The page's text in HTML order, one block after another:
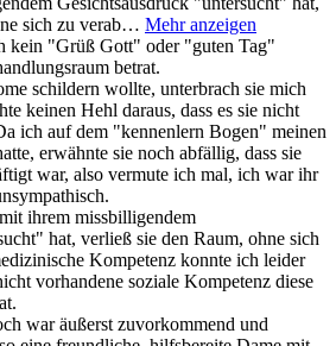
sich zu verab… Mehr anzeigen
kein "Grüß Gott" oder "guten Tag"
betrat.
schildern wollte, unterbrach sie mich
keinen Hehl daraus, dass es sie nicht
ich auf dem "kennenlern Bogen" meinen
erwähnte sie noch abfällig, dass sie
war, also vermute ich mal, ich war ihr
ihrem missbilligendem
hat, verließ sie den Raum, ohne sich
Kompetenz konnte ich leider
vorhandene soziale Kompetenz diese
war äußerst zuvorkommend und